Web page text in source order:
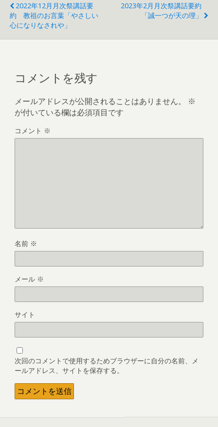
2022年12月月次祭講話要
約 教祖のお言葉「やさしい
心になりなされや」
2023年2月月次祭講話要約
「誠一つが天の理」
コメントを残す
メールアドレスが公開されることはありません。
※
が付いている欄は必須項目です
コメント ※
名前 ※
メール ※
サイト
次回のコメントで使用するためブラウザーに自分の名前、メ
ールアドレス、サイトを保存する。